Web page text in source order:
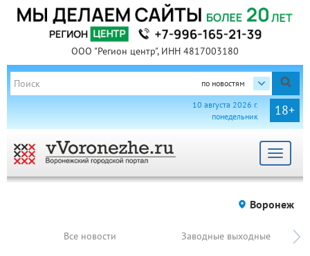
ООО "Регион центр", ИНН 4817003180
по новостям
18+
10 августа 2026 г.
понедельник
Toggle
Воронеж
Все новости Заводные выходные